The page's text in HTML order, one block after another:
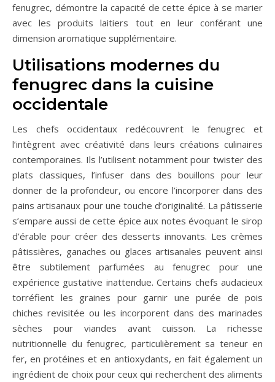
fenugrec, démontre la capacité de cette épice à se marier
avec les produits laitiers tout en leur conférant une
dimension aromatique supplémentaire.
Utilisations modernes du
fenugrec dans la cuisine
occidentale
Les chefs occidentaux redécouvrent le fenugrec et
l’intègrent avec créativité dans leurs créations culinaires
contemporaines. Ils l’utilisent notamment pour twister des
plats classiques, l’infuser dans des bouillons pour leur
donner de la profondeur, ou encore l’incorporer dans des
pains artisanaux pour une touche d’originalité. La pâtisserie
s’empare aussi de cette épice aux notes évoquant le sirop
d’érable pour créer des desserts innovants. Les crèmes
pâtissières, ganaches ou glaces artisanales peuvent ainsi
être subtilement parfumées au fenugrec pour une
expérience gustative inattendue. Certains chefs audacieux
torréfient les graines pour garnir une purée de pois
chiches revisitée ou les incorporent dans des marinades
sèches pour viandes avant cuisson. La richesse
nutritionnelle du fenugrec, particulièrement sa teneur en
fer, en protéines et en antioxydants, en fait également un
ingrédient de choix pour ceux qui recherchent des aliments